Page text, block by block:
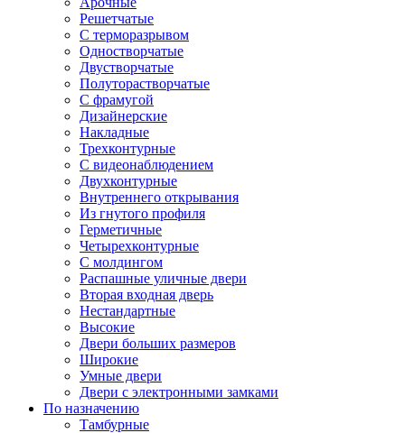
Решетчатые
С терморазрывом
Одностворчатые
Двустворчатые
Полуторастворчатые
С фрамугой
Дизайнерские
Накладные
Трехконтурные
С видеонаблюдением
Двухконтурные
Внутреннего открывания
Из гнутого профиля
Герметичные
Четырехконтурные
С молдингом
Распашные уличные двери
Вторая входная дверь
Нестандартные
Высокие
Двери больших размеров
Широкие
Умные двери
Двери с электронными замками
По назначению
Тамбурные